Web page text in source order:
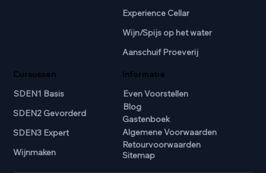
Cursussen
SDEN1 Basis
SDEN2 Gevorderd
SDEN3 Expert
Wijnmaken
Experience Cellar
Wijn/Spijs op het water
Aanschuif Proeverij
Informatie
Even Voorstellen
Blog
Gastenboek
Algemene Voorwaarden
Retourvoorwaarden
Sitemap